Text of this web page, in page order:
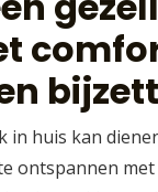
in huis kan
ontspannen